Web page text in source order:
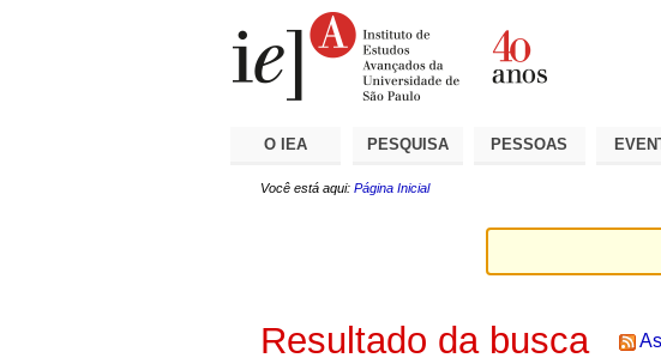
O IEA PESQUISA PESSOAS
Você está aqui: Página Inicial
Resultado da busca